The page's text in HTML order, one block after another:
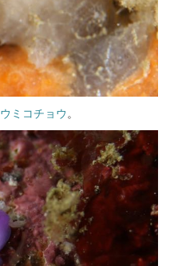
ミコチョウ。